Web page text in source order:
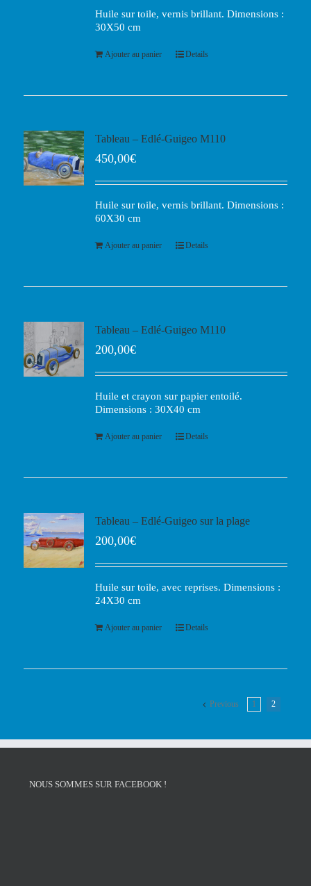
Huile sur toile, vernis brillant. Dimensions :
30X50 cm
Ajouter au panier Details
Tableau – Edlé-Guigeo M110
450,00€
Huile sur toile, vernis brillant. Dimensions :
60X30 cm
Ajouter au panier Details
Tableau – Edlé-Guigeo M110
200,00€
Huile et crayon sur papier entoilé.
Dimensions : 30X40 cm
Ajouter au panier Details
Tableau – Edlé-Guigeo sur la plage
200,00€
Huile sur toile, avec reprises. Dimensions :
24X30 cm
Ajouter au panier Details
Previous 1 2
NOUS SOMMES SUR FACEBOOK !